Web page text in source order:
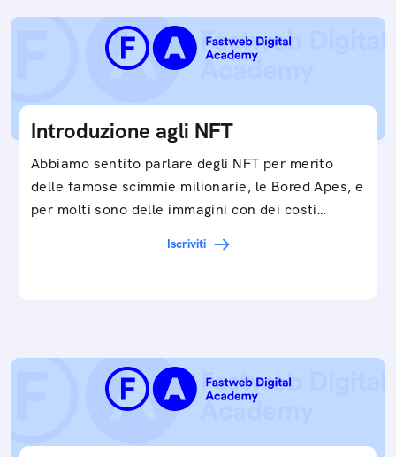
Introduzione agli NFT
Abbiamo sentito parlare degli NFT per merito
delle famose scimmie milionarie, le Bored Apes, e
per molti sono delle immagini con dei costi…
Iscriviti